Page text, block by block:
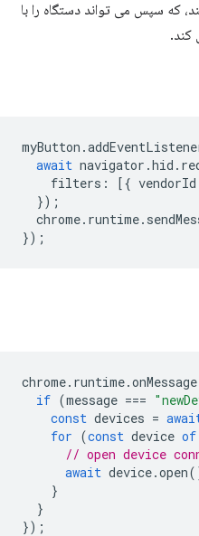
که سپس می تواند دستگاه را با
کند.
myButton .
await navigator .hid .
filters : [{ vendorId
});
chrome. runtime.
});
chrome. runtime.onMessage
if (message ===
const devices =
for (const device of
// open device
await device.open
}
}
});